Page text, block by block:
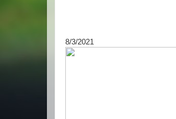
8/3/2021